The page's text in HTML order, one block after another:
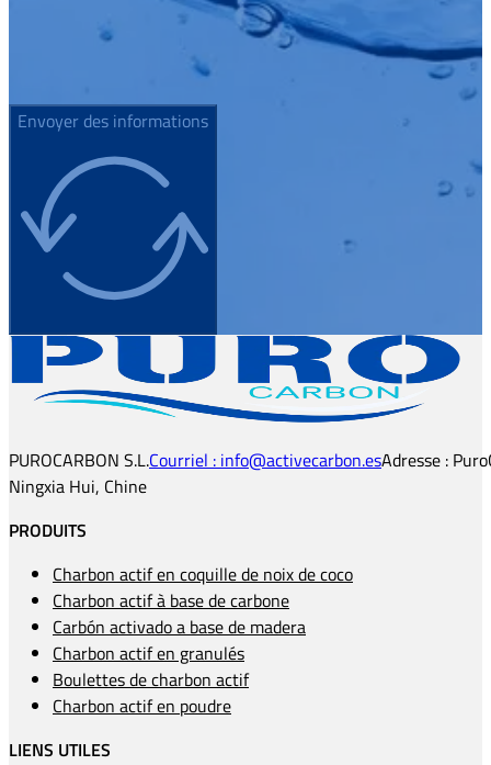
Envoyer des informations
PUROCARBON S.L.Courriel : info@activecarbon.esAdresse :
Ningxia Hui, Chine
PRODUITS
Charbon actif en coquille de noix de coco
Charbon actif à base de carbone
Carbón activado a base de madera
Charbon actif en granulés
Boulettes de charbon actif
Charbon actif en poudre
LIENS UTILES